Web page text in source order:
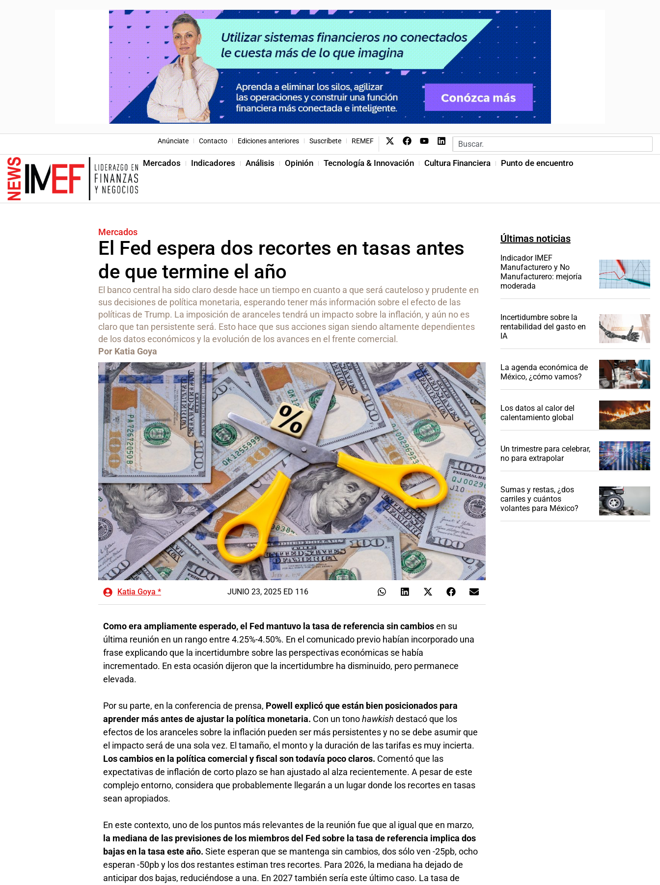
Anúnciate Contacto Ediciones anteriores Suscríbete REMEF
Mercados Indicadores Análisis Opinión Tecnología & Innovación Cultura Financiera Punto de encuentro
Mercados
El Fed espera dos recortes en tasas antes
de que termine el año
El banco central ha sido claro desde hace un tiempo en cuanto a que será cauteloso y prudente en
sus decisiones de política monetaria, esperando tener más información sobre el efecto de las
políticas de Trump. La imposición de aranceles tendrá un impacto sobre la inflación, y aún no es
claro que tan persistente será. Esto hace que sus acciones sigan siendo altamente dependientes
de los datos económicos y la evolución de los avances en el frente comercial.
Por Katia Goya
Katia Goya * JUNIO 23, 2025 ED 116
Como era ampliamente esperado, el Fed mantuvo la tasa de referencia sin cambiosen su
última reunión en un rango entre 4.25%-4.50%. En el comunicado previo habían incorporado una
frase explicando que la incertidumbre sobre las perspectivas económicas se había
incrementado. En esta ocasión dijeron que la incertidumbre ha disminuido, pero permanece
elevada.
Por su parte, en la conferencia de prensa, Powell explicó que están bien posicionados para
aprender más antes de ajustar la política monetaria. Con un tonohawkishdestacó que los
efectos de los aranceles sobre la inflación pueden ser más persistentes y no se debe asumir que
el impacto será de una sola vez. El tamaño, el monto y la duración de las tarifas es muy incierta.
Los cambios en la política comercial y fiscal son todavía poco claros. Comentó que las
expectativas de inflación de corto plazo se han ajustado al alza recientemente. A pesar de este
complejo entorno, considera que probablemente llegarán a un lugar donde los recortes en tasas
sean apropiados.
En este contexto, uno de los puntos más relevantes de la reunión fue que al igual que en marzo,
la mediana de las previsiones de los miembros del Fed sobre la tasa de referencia implica dos
bajas en la tasa este año. Siete esperan que se mantenga sin cambios, dos sólo ven -25pb, ocho
esperan -50pb y los dos restantes estiman tres recortes. Para 2026, la mediana ha dejado de
anticipar dos bajas, reduciéndose a una. En 2027 también sería este último caso. La tasa de
Últimas noticias
Indicador IMEF
Manufacturero y No
Manufacturero: mejoría
moderada
Incertidumbre sobre la
rentabilidad del gasto en
IA
La agenda económica de
México, ¿cómo vamos?
Los datos al calor del
calentamiento global
Un trimestre para celebrar,
no para extrapolar
Sumas y restas, ¿dos
carriles y cuántos
volantes para México?